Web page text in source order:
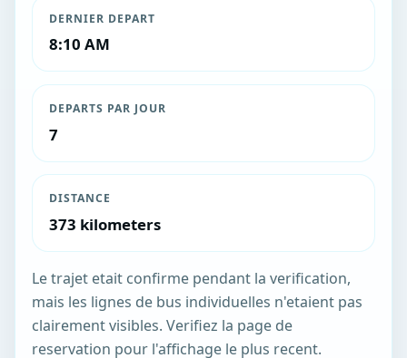
DERNIER DEPART
8:10 AM
DEPARTS PAR JOUR
7
DISTANCE
373 kilometers
Le trajet etait confirme pendant la verification,
mais les lignes de bus individuelles n'etaient pas
clairement visibles. Verifiez la page de
reservation pour l'affichage le plus recent.